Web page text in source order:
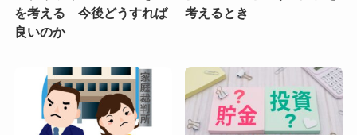
を考える 今後どうすれば
良いのか
考えるとき